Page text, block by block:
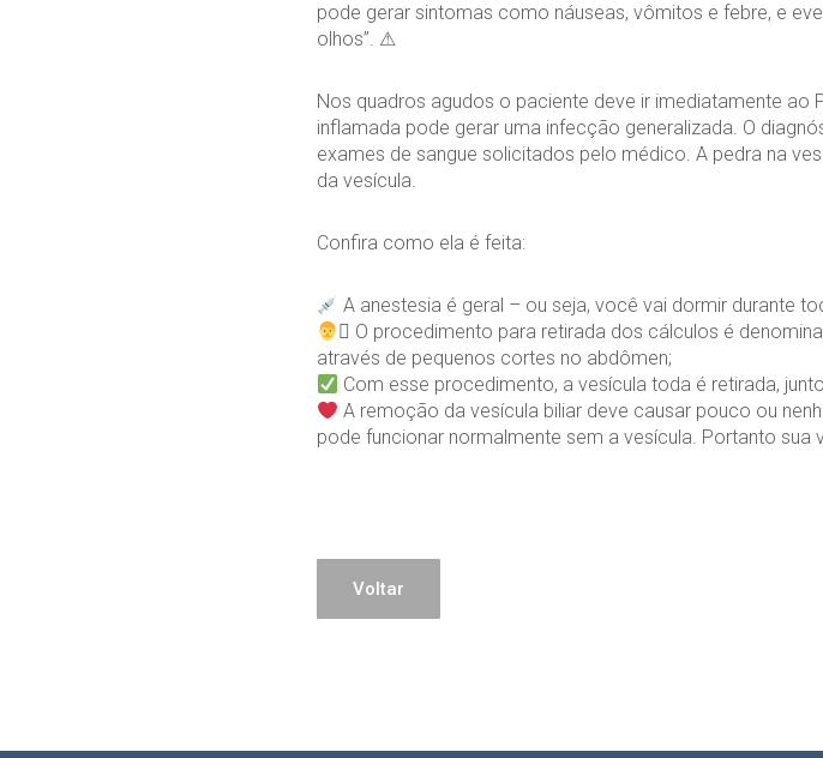
pode gerar sintomas como náuseas, vômitos e febre, e
olhos”. ⚠
Nos quadros agudos o paciente deve ir imediatamente ao
inflamada pode gerar uma infecção generalizada. O
exames de sangue solicitados pelo médico. A pedra na
da vesícula.
Confira como ela é feita:
A anestesia é geral – ou seja, você vai dormir durante
‍⚕ O procedimento para retirada dos cálculos é
através de pequenos cortes no abdômen;
Com esse procedimento, a vesícula toda é retirada,
A remoção da vesícula biliar deve causar pouco ou
pode funcionar normalmente sem a vesícula. Portanto sua
Voltar